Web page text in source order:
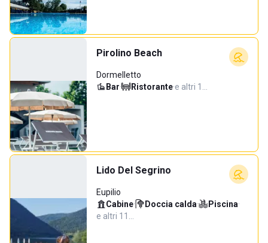
Pirolino Beach
Dormelletto
Bar· Ristorante·e altri 1…
Lido Del Segrino
Eupilio
Cabine· Doccia calda· Piscina·
e altri 11…